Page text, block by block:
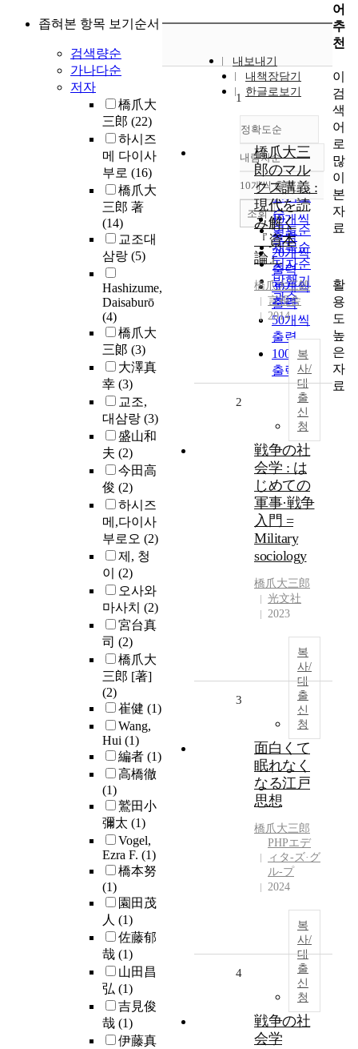
좁혀본 항목 보기순서
검색량순
가나다순
저자
橋爪大
三郎 (22)
하시즈
메 다이사
부로 (16)
橋爪大
三郎 著
(14)
교조대
삼랑 (5)
Hashizume,
Daisaburō
(4)
橋爪大
三郞 (3)
大澤真
幸 (3)
교조,
대삼랑 (3)
盛山和
夫 (2)
今田高
俊 (2)
하시즈
메,다이사
부로오 (2)
제, 청
이 (2)
오사와
마사치 (2)
宮台真
司 (2)
橋爪大
三郎 [著]
(2)
崔健 (1)
Wang,
Hui (1)
編者 (1)
高橋徹
(1)
鷲田小
彌太 (1)
Vogel,
Ezra F. (1)
橋本努
(1)
園田茂
人 (1)
佐藤郁
哉 (1)
山田昌
弘 (1)
吉見俊
哉 (1)
伊藤真
내보내기
내책장담기
한글로보기
정확도순
정확도
순
인기도
순
연도순
제목순
저자순
발행기
관순
내림차순
내림차순
10개씩 출력
10개씩
출력
20개씩
출력
30개씩
출력
50개씩
출력
100개씩
출력
조회
1
橋爪大三
郎のマル
クス講義 :
現代を読
み解く
『資本
論』
橋爪大三郞
言視舎
2014
복
사/
대
출
신
청
2
戦争の社
会学 : は
じめての
軍事·戦争
入門 =
Military
sociology
橋爪大三郎
光文社
2023
복
사/
대
출
신
청
3
面白くて
眠れなく
なる江戸
思想
橋爪大三郎
PHPエデ
ィタ-ズ·グ
ル-プ
2024
복
사/
대
출
신
청
4
戦争の社
会学
어
추
천
이
검
색
어
로
많
이
본
자
료
활
용
도
높
은
자
료